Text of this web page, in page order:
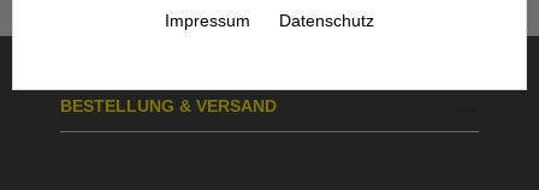
BESTELLUNG & VERSAND
Impressum Datenschutz